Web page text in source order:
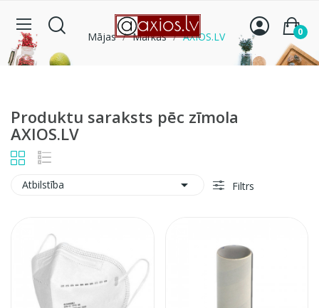
0
Mājas Markas AXIOS.LV
Produktu saraksts pēc zīmola
AXIOS.LV
Atbilstība  Filtrs